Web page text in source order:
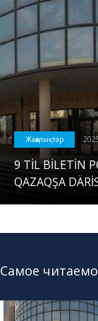
Жаңалықтар
9 TİL BİLETİN
QAZAQŞA
Самое